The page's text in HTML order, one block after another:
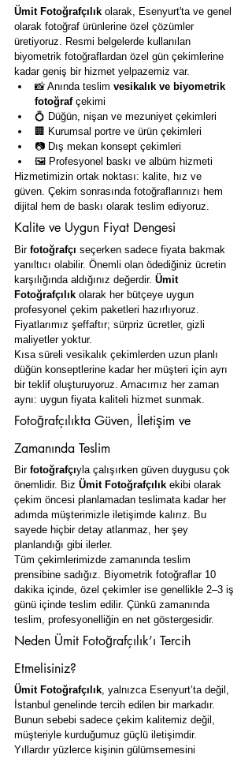
Ümit Fotoğrafçılık olarak, Esenyurt'ta ve genel
olarak fotoğraf ürünlerine özel çözümler
üretiyoruz. Resmi belgelerde kullanılan
biyometrik fotoğraflardan özel gün çekimlerine
kadar geniş bir hizmet yelpazemiz var.
📸 Anında teslim vesikalık ve biyometrik
fotoğraf çekimi
💍 Düğün, nişan ve mezuniyet çekimleri
🏢 Kurumsal portre ve ürün çekimleri
📷 Dış mekan konsept çekimleri
🖼️ Profesyonel baskı ve albüm hizmeti
Hizmetimizin ortak noktası: kalite, hız ve
güven. Çekim sonrasında fotoğraflarınızı hem
dijital hem de baskı olarak teslim ediyoruz.
Kalite ve Uygun Fiyat Dengesi
Bir fotoğrafçı seçerken sadece fiyata bakmak
yanıltıcı olabilir. Önemli olan ödediğiniz ücretin
karşılığında aldığınız değerdir. Ümit
Fotoğrafçılık olarak her bütçeye uygun
profesyonel çekim paketleri hazırlıyoruz.
Fiyatlarımız şeffaftır; sürpriz ücretler, gizli
maliyetler yoktur.
Kısa süreli vesikalık çekimlerden uzun planlı
düğün konseptlerine kadar her müşteri için ayrı
bir teklif oluşturuyoruz. Amacımız her zaman
aynı: uygun fiyata kaliteli hizmet sunmak.
Fotoğrafçılıkta Güven, İletişim ve
Zamanında Teslim
Bir fotoğrafçıyla çalışırken güven duygusu çok
önemlidir. Biz Ümit Fotoğrafçılık ekibi olarak
çekim öncesi planlamadan teslimata kadar her
adımda müşterimizle iletişimde kalırız. Bu
sayede hiçbir detay atlanmaz, her şey
planlandığı gibi ilerler.
Tüm çekimlerimizde zamanında teslim
prensibine sadığız. Biyometrik fotoğraflar 10
dakika içinde, özel çekimler ise genellikle 2–3 iş
günü içinde teslim edilir. Çünkü zamanında
teslim, profesyonelliğin en net göstergesidir.
Neden Ümit Fotoğrafçılık’ı Tercih
Etmelisiniz?
Ümit Fotoğrafçılık , yalnızca Esenyurt’ta değil,
İstanbul genelinde tercih edilen bir markadır.
Bunun sebebi sadece çekim kalitemiz değil,
müşteriyle kurduğumuz güçlü iletişimdir.
Yıllardır yüzlerce kişinin gülümsemesini